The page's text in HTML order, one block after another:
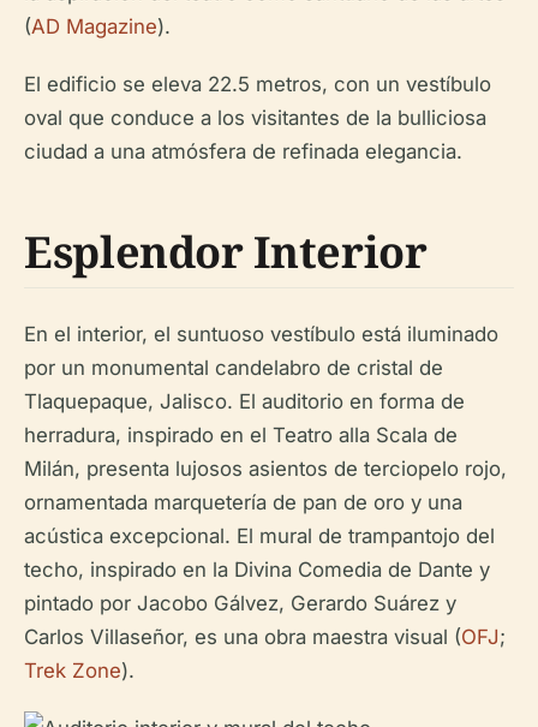
(AD Magazine).
El edificio se eleva 22.5 metros, con un vestíbulo
oval que conduce a los visitantes de la bulliciosa
ciudad a una atmósfera de refinada elegancia.
Esplendor Interior
En el interior, el suntuoso vestíbulo está iluminado
por un monumental candelabro de cristal de
Tlaquepaque, Jalisco. El auditorio en forma de
herradura, inspirado en el Teatro alla Scala de
Milán, presenta lujosos asientos de terciopelo rojo,
ornamentada marquetería de pan de oro y una
acústica excepcional. El mural de trampantojo del
techo, inspirado en la Divina Comedia de Dante y
pintado por Jacobo Gálvez, Gerardo Suárez y
Carlos Villaseñor, es una obra maestra visual (OFJ;
Trek Zone).